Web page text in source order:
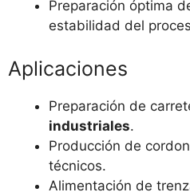
Preparación óptima
estabilidad del
Aplicaciones
Preparación de
industriales.
Producción de
técnicos.
Alimentación de